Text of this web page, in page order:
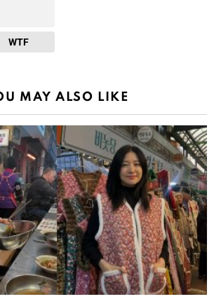
WTF
MAY ALSO LIKE